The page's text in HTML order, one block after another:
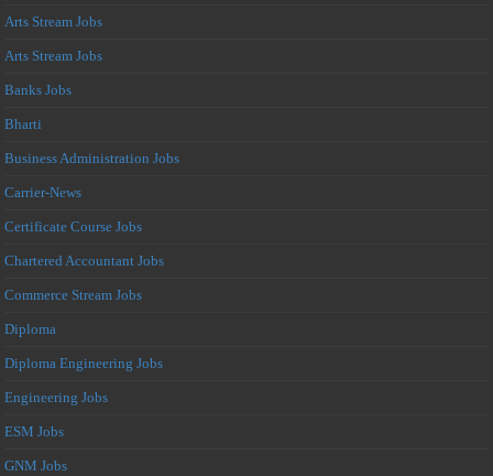
Arts Stream Jobs
Arts Stream Jobs
Banks Jobs
Bharti
Business Administration Jobs
Carrier-News
Certificate Course Jobs
Chartered Accountant Jobs
Commerce Stream Jobs
Diploma
Diploma Engineering Jobs
Engineering Jobs
ESM Jobs
GNM Jobs